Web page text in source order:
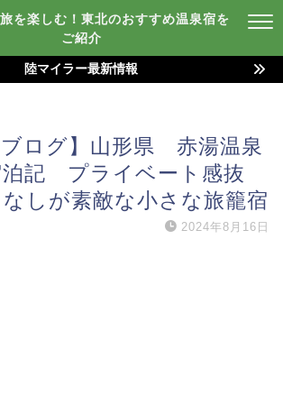
を楽しむ！東北のおすすめ温泉宿を
ご紹介
陸マイラー最新情報
ブログ】山形県 赤湯温泉
泊記 プライベート感抜
しが素敵な小さな旅籠宿
2024年8月16日